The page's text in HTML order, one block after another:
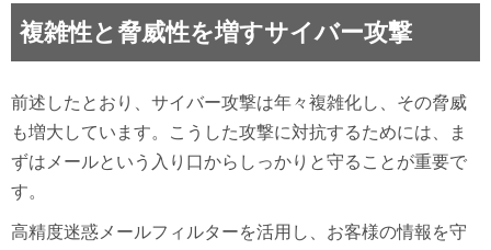
複雑性と脅威性を増すサイバー攻撃
前述したとおり、サイバー攻撃は年々複雑化し、その脅威
も増大しています。こうした攻撃に対抗するためには、ま
ずはメールという入り口からしっかりと守ることが重要で
す。
高精度迷惑メールフィルターを活用し、お客様の情報を守